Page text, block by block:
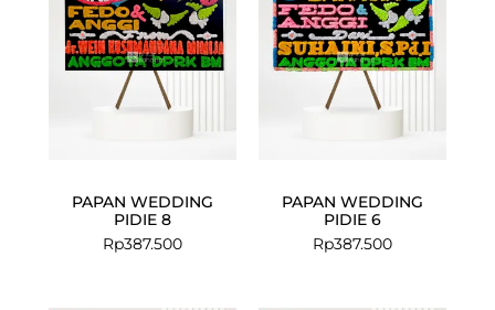
PAPAN WEDDING
PIDIE 8
Rp387.500
PAPAN WEDDING
PIDIE 6
Rp387.500